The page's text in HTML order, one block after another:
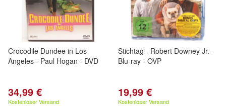
Crocodile Dundee in Los
Angeles - Paul Hogan - DVD
34,99 €
Kostenloser Versand
Stichtag - Robert Downey Jr. -
Blu-ray - OVP
19,99 €
Kostenloser Versand